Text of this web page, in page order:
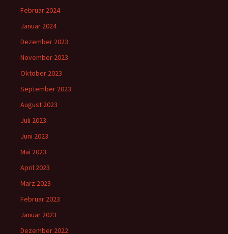
Februar 2024
Januar 2024
Dezember 2023
November 2023
Oktober 2023
September 2023
August 2023
Juli 2023
Juni 2023
Mai 2023
April 2023
März 2023
Februar 2023
Januar 2023
Dezember 2022